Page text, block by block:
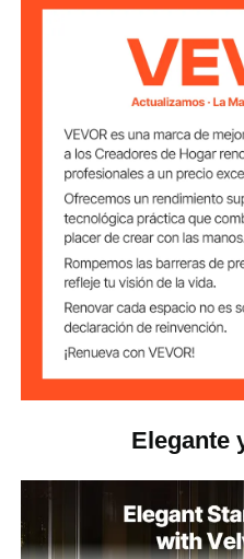
Longitud de
Tamaño del poste
Tamaño de la
base
Peso base vacío
Peso con arena
(máximo)
7,72
agua (máximo)
Peso de un solo
poste (vacío)
Elegante